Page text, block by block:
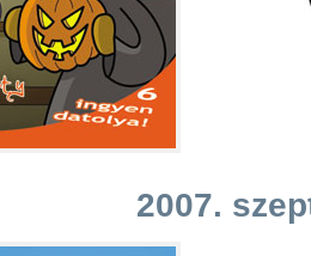
2007.